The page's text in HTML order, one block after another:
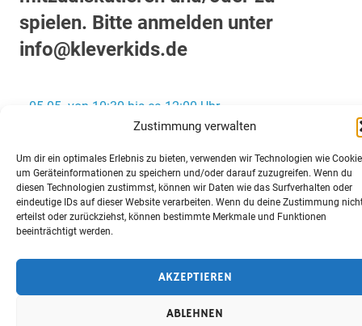
Zustimmung verwalten
Um dir ein optimales Erlebnis zu bieten, verwenden wir Technologien wie
um Geräteinformationen zu speichern und/oder darauf zuzugreifen. Wenn du
diesen Technologien zustimmst, können wir Daten wie das Surfverhalten oder
eindeutige IDs auf dieser Website verarbeiten. Wenn du deine Zustimmung
erteilst oder zurückziehst, können bestimmte Merkmale und Funktionen
beeinträchtigt werden.
AKZEPTIEREN
ABLEHNEN
spielen. Bitte anmelden unter
info@kleverkids.de
Beitragsnavigation
« 05.05. von 10:30 bis ca.12:00 Uhr
Mitgliederversammlung inkl. Kinderprogramm
SPONSOREN